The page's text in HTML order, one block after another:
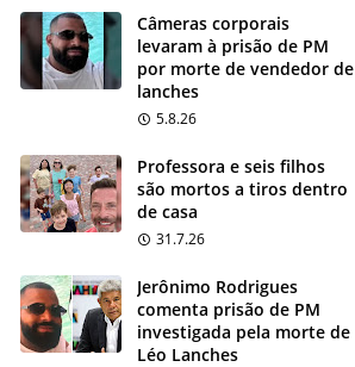
Câmeras corporais
levaram à prisão de PM
por morte de vendedor de
lanches
5.8.26
Professora e seis filhos
são mortos a tiros dentro
de casa
31.7.26
Jerônimo Rodrigues
comenta prisão de PM
investigada pela morte de
Léo Lanches